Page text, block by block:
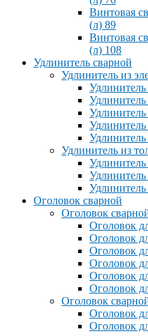
Винтовая
(л) 89
Винтовая
(л) 108
Удлинитель сварной
Удлинитель из
Удлинитель из
Оголовок сварной
Оголовок
Оголовок
Оголовок
Оголовок
Оголовок
Оголовок
Оголовок
Оголовок
Оголовок
Оголовок